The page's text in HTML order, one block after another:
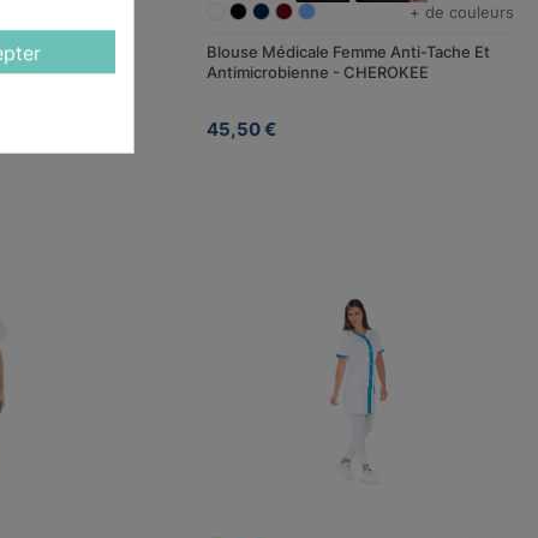
Pantalon +
+ de couleurs
Blouse Médicale Femme Anti-Tache Et
Antimicrobienne - CHEROKEE
45,50 €